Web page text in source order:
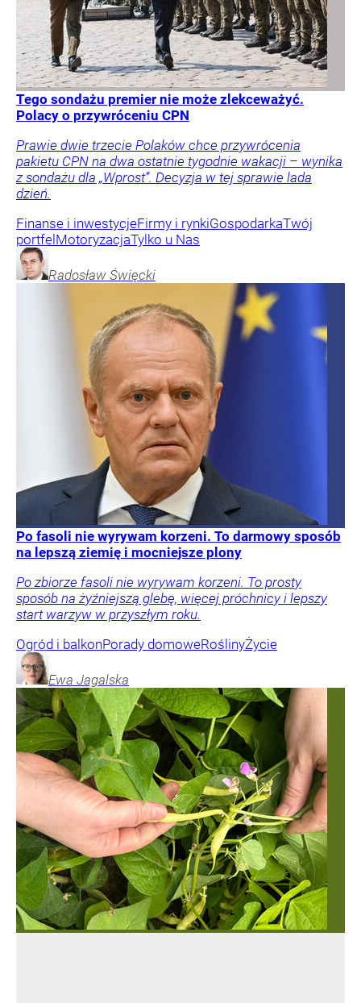
Tego sondażu premier nie może zlekceważyć.
Polacy o przywróceniu CPN
Prawie dwie trzecie Polaków chce przywrócenia
pakietu CPN na dwa ostatnie tygodnie wakacji – wynika
z sondażu dla „Wprost”. Decyzja w tej sprawie lada
dzień.
Finanse i inwestycjeFirmy i rynkiGospodarkaTwój
portfel MotoryzacjaTylko u Nas
Radosław Święcki
Po fasoli nie wyrywam korzeni. To darmowy sposób
na lepszą ziemię i mocniejsze plony
Po zbiorze fasoli nie wyrywam korzeni. To prosty
sposób na żyźniejszą glebę, więcej próchnicy i lepszy
start warzyw w przyszłym roku.
Ogród i balkonPorady domoweRoślinyŻycie
Ewa Jagalska